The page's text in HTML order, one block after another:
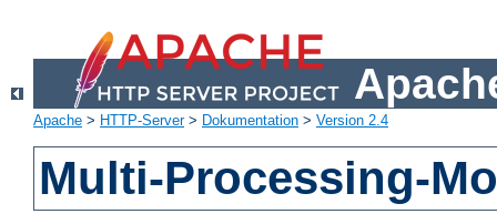
Apache > HTTP-Server> Dokumentation > Version 2.4
Multi-Processing-